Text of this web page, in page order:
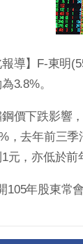
報導】F-東明
3.8%。
價下跌影響
，去年前三
元，亦低於前
105年股東常